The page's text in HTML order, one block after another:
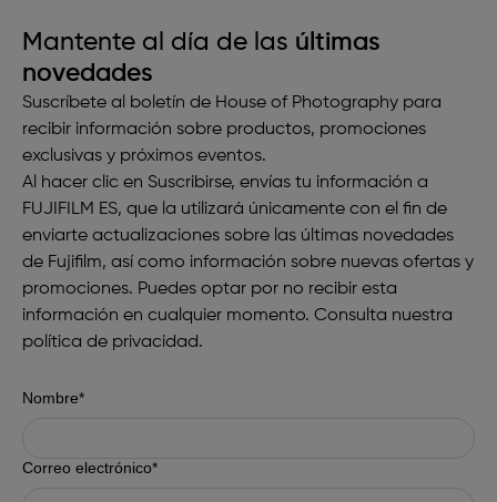
Mantente al día de las últimas
novedades
Suscríbete al boletín de House of Photography para
recibir información sobre productos, promociones
exclusivas y próximos eventos.
Al hacer clic en Suscribirse, envías tu información a
FUJIFILM ES, que la utilizará únicamente con el fin de
enviarte actualizaciones sobre las últimas novedades
de Fujifilm, así como información sobre nuevas ofertas y
promociones. Puedes optar por no recibir esta
información en cualquier momento. Consulta nuestra
política de privacidad.
Nombre*
Correo electrónico*